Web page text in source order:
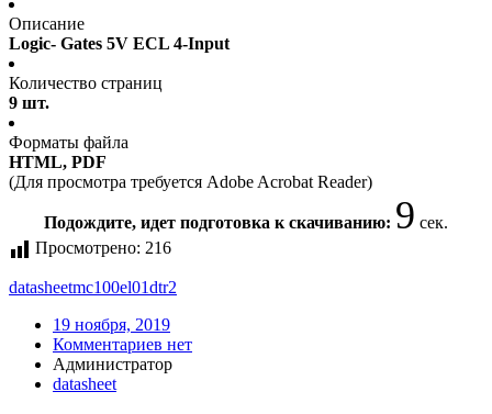
Описание
Logic- Gates 5V ECL 4-Input
Количество страниц
9 шт.
Форматы файла
HTML, PDF
(Для просмотра требуется Adobe Acrobat Reader)
Подождите, идет подготовка к скачиванию: 8 сек.
Просмотрено: 216
datasheetmc100el01dtr2
19 ноября, 2019
Комментариев нет
Администратор
datasheet